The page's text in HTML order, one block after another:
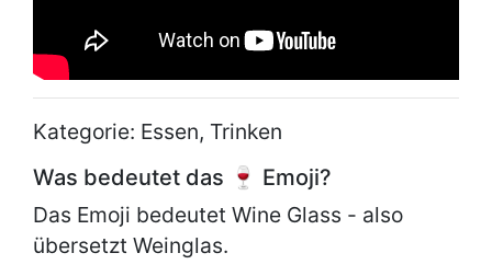
Kategorie: Essen, Trinken
Was bedeutet das 🍷 Emoji?
Das Emoji bedeutet Wine Glass - also
übersetzt Weinglas.